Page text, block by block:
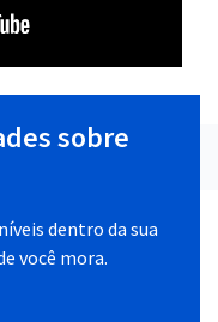
sobre
dentro da sua
você mora.